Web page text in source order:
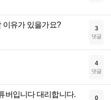
이유가 있을가요? 3
댓글
4
댓글
버입니다 대리합니다. 0